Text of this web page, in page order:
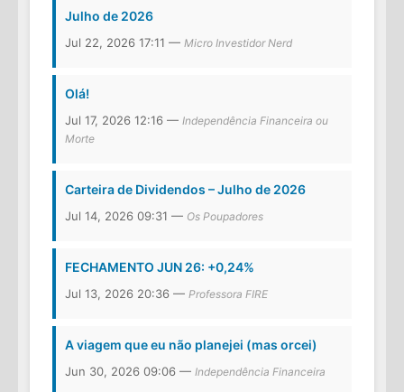
Julho de 2026
Jul 22, 2026 17:11 — Micro Investidor Nerd
Olá!
Jul 17, 2026 12:16 — Independência Financeira ou
Morte
Carteira de Dividendos – Julho de 2026
Jul 14, 2026 09:31 — Os Poupadores
FECHAMENTO JUN 26: +0,24%
Jul 13, 2026 20:36 — Professora FIRE
A viagem que eu não planejei (mas orcei)
Jun 30, 2026 09:06 — Independência Financeira